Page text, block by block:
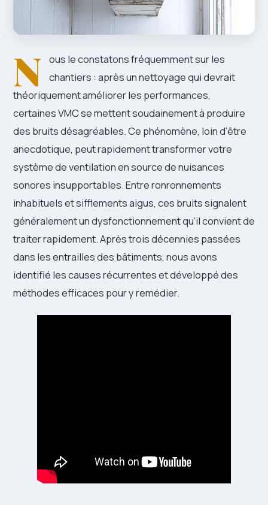
N ous le constatons fréquemment sur les
chantiers : après un nettoyage qui devrait
théoriquement améliorer les performances,
certaines VMC se mettent soudainement à produire
des bruits désagréables. Ce phénomène, loin d’être
anecdotique, peut rapidement transformer votre
système de ventilation en source de nuisances
sonores insupportables. Entre ronronnements
inhabituels et sifflements aigus, ces bruits signalent
généralement un dysfonctionnement qu’il convient de
traiter rapidement. Après trois décennies passées
dans les entrailles des bâtiments, nous avons
identifié les causes récurrentes et développé des
méthodes efficaces pour y remédier.